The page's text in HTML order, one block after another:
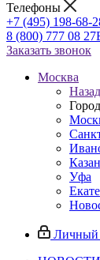
Телефоны
+7 (495) 198-68-
8 (800) 777 08 27
Заказать звонок
Москва
Назад
Уфа
Личный